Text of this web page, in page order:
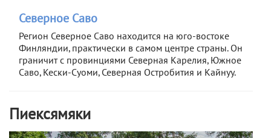
Северное Саво
Регион Северное Саво находится на юго-востоке
Финляндии, практически в самом центре страны. Он
граничит с провинциями Северная Карелия, Южное
Саво, Кески-Суоми, Северная Остробития и Кайнуу.
Пиексямяки